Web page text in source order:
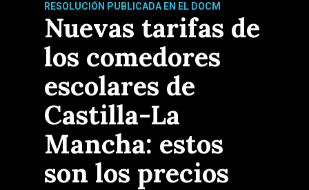
RESOLUCIÓN PUBLICADA EN EL DOCM
Nuevas tarifas de
los comedores
escolares de
Castilla-La
Mancha: estos
son los precios